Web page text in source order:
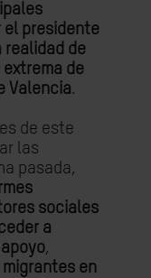
el presidente
realidad de
de
Valencia.
de este
las
pasada,
sociales
a
,
en